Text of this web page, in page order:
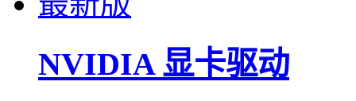
NVIDIA 显卡驱动